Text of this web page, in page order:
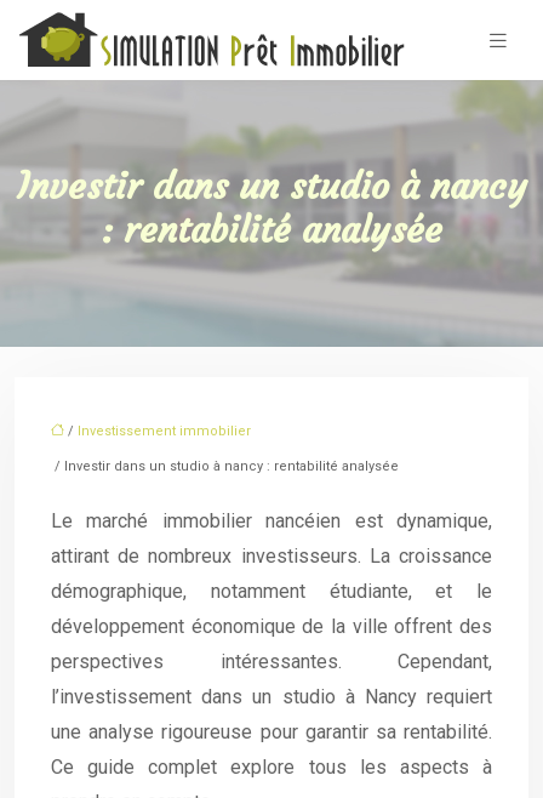
Investir dans un studio à nancy
: rentabilité analysée
/ Investissement immobilier
/ Investir dans un studio à nancy : rentabilité analysée
Le marché immobilier nancéien est dynamique,
attirant de nombreux investisseurs. La croissance
démographique, notamment étudiante, et le
développement économique de la ville offrent des
perspectives intéressantes. Cependant,
l’investissement dans un studio à Nancy requiert
une analyse rigoureuse pour garantir sa rentabilité.
Ce guide complet explore tous les aspects à